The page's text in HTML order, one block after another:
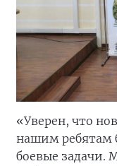
«Уверен, что
нашим ребятам
боевые